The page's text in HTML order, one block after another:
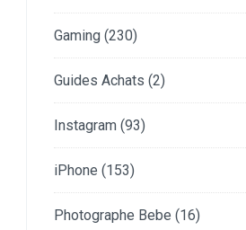
Gaming (230)
Guides Achats (2)
Instagram (93)
iPhone (153)
Photographe Bebe (16)